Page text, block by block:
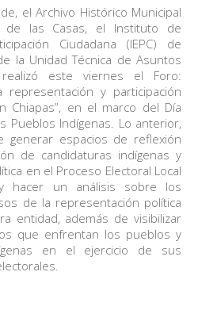
el Archivo Histórico Municipal
de las Casas, el Instituto de
Ciudadana (IEPC) de
la Unidad Técnica de Asuntos
realizó este viernes el Foro:
representación y participación
Chiapas”, en el marco del Día
Pueblos Indígenas. Lo anterior,
generar espacios de reflexión
de candidaturas indígenas y
en el Proceso Electoral Local
hacer un análisis sobre los
de la representación política
entidad, además de visibilizar
que enfrentan los pueblos y
en el ejercicio de sus